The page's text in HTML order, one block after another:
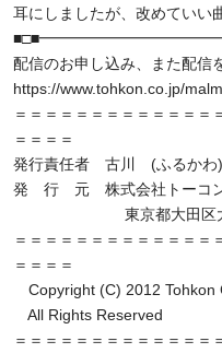
耳にしましたが、改めていい
配信のお申し込み、また配信
https://www.tohkon.co.jp/
＝＝＝＝＝＝＝＝＝＝＝＝＝
＝＝＝＝
発行責任者 古川 (ふるかわ)
発 行 元 株式会社トーコ
東京都大田区大森
＝＝＝＝＝＝＝＝＝＝＝＝＝
＝＝＝＝
Copyright (C) 2012 Tohkon
All Rights Reserved
＝＝＝＝＝＝＝＝＝＝＝＝＝